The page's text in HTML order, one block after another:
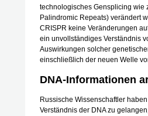
technologisches Gensplicing wie
Palindromic Repeats) verändert
CRISPR keine Veränderungen
ein unvollständiges Verständnis
Auswirkungen solcher
einschließlich der neuen Welle
DNA-Informationen
Russische Wissenschaftler
Verständnis der DNA zu